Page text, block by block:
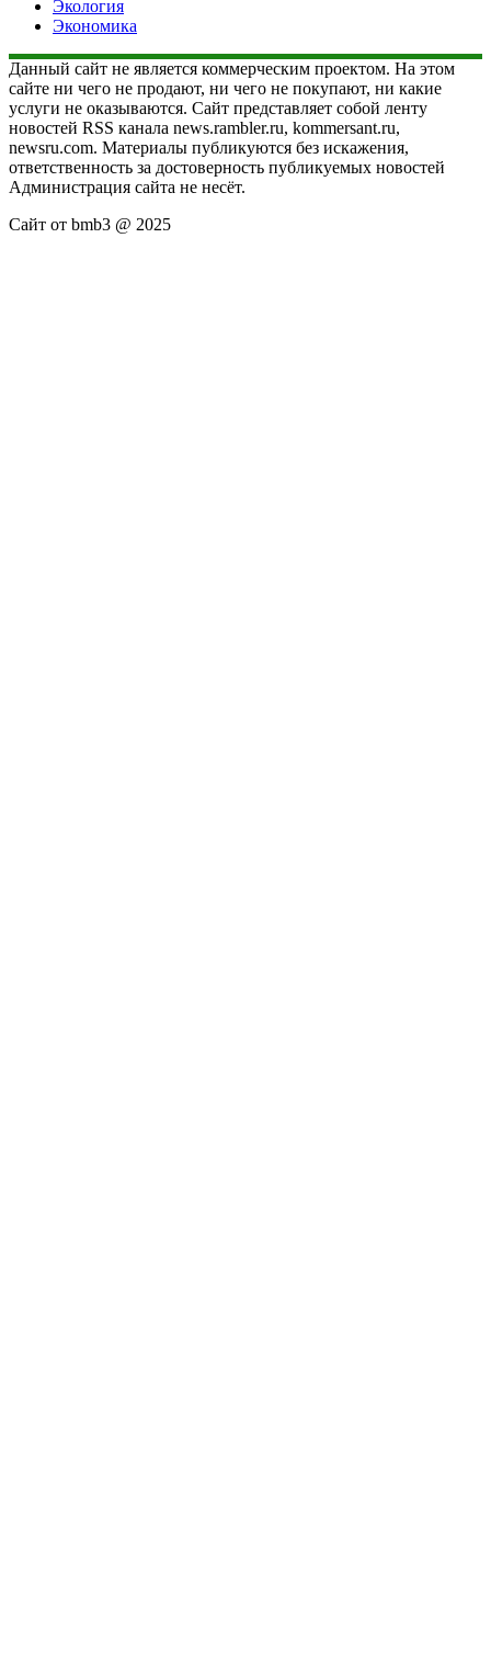
Экология
Экономика
Данный сайт не является коммерческим проектом. На этом
сайте ни чего не продают, ни чего не покупают, ни какие
услуги не оказываются. Сайт представляет собой ленту
новостей RSS канала news.rambler.ru, kommersant.ru,
newsru.com. Материалы публикуются без искажения,
ответственность за достоверность публикуемых новостей
Администрация сайта не несёт.
Сайт от bmb3 @ 2025